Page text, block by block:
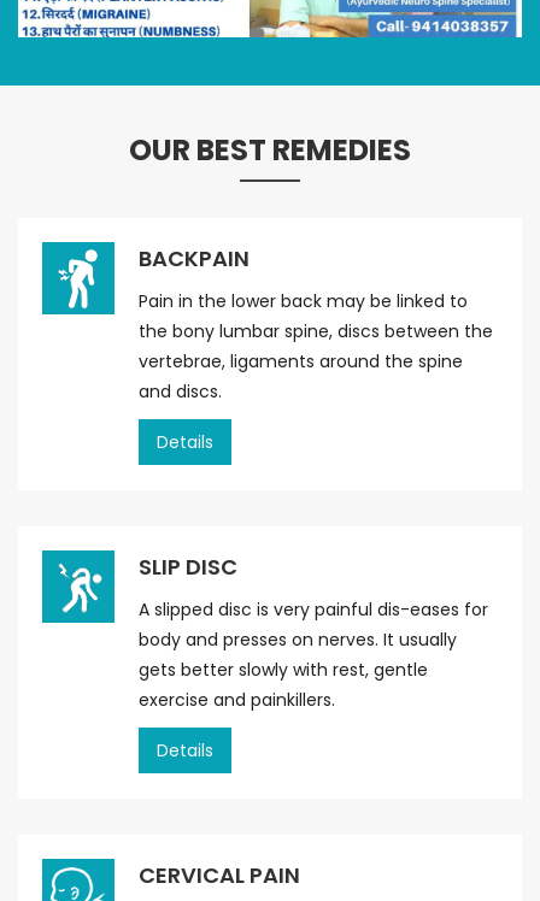
OUR BEST REMEDIES
BACKPAIN
Pain in the lower back may be linked to
the bony lumbar spine, discs between the
vertebrae, ligaments around the spine
and discs.
Details
SLIP DISC
A slipped disc is very painful dis-eases for
body and presses on nerves. It usually
gets better slowly with rest, gentle
exercise and painkillers.
Details
CERVICAL PAIN